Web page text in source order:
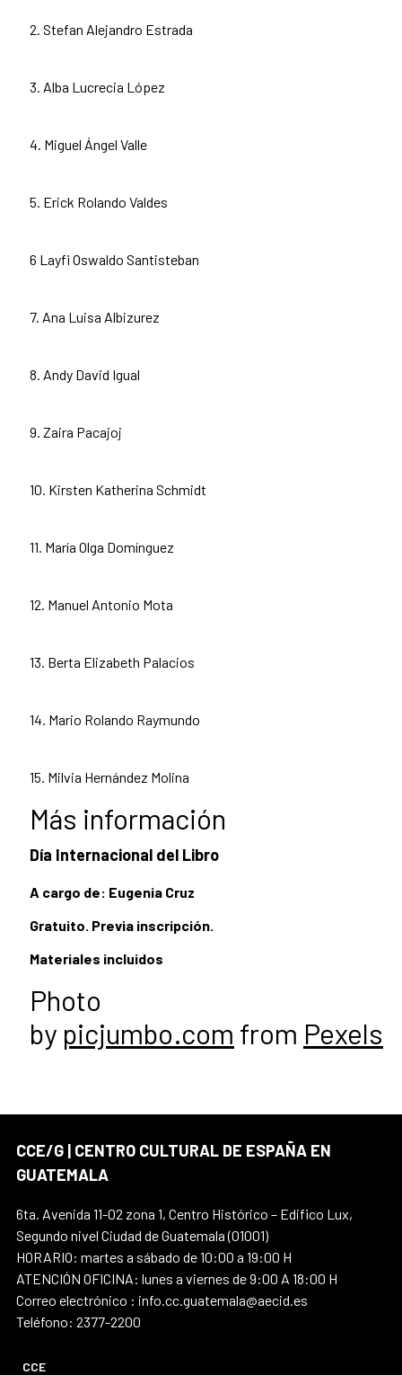
2. Stefan Alejandro Estrada
3. Alba Lucrecia López
4. Miguel Ángel Valle
5. Erick Rolando Valdes
6 Layfi Oswaldo Santisteban
7. Ana Luisa Albizurez
8. Andy David Igual
9. Zaira Pacajoj
10. Kirsten Katherina Schmidt
11. María Olga Domínguez
12. Manuel Antonio Mota
13. Berta Elizabeth Palacios
14. Mario Rolando Raymundo
15. Milvia Hernández Molina
Más información
Día Internacional del Libro
A cargo de: Eugenia Cruz
Gratuito. Previa inscripción.
Materiales incluidos
Photo
by picjumbo.com from Pexels
CCE/G | CENTRO CULTURAL DE ESPAÑA EN
GUATEMALA
6ta. Avenida 11-02 zona 1, Centro Histórico – Edifico Lux,
Segundo nivel Ciudad de Guatemala (01001)
HORARIO: martes a sábado de 10:00 a 19:00 H
ATENCIÓN OFICINA: lunes a viernes de 9:00 A 18:00 H
Correo electrónico : info.cc.guatemala@aecid.es
Teléfono: 2377-2200
CCE